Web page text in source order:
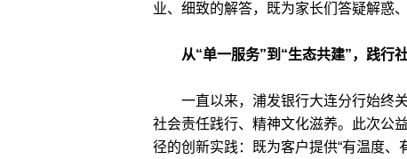
业、细致的解答，既为家长们答疑解惑
从“单一服务”到“生态共建”，践行
一直以来，浦发银行大连分行始终关
社会责任践行、精神文化滋养。此次公
径的创新实践：既为客户提供“有温度